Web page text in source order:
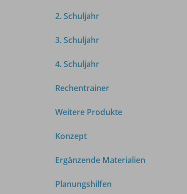
2. Schuljahr
3. Schuljahr
4. Schuljahr
Rechentrainer
Weitere Produkte
Konzept
Ergänzende Materialien
Planungshilfen